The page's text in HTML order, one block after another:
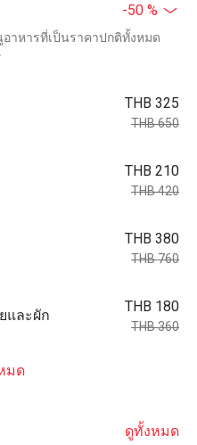
-50 %
าหารที่เป็นราคาปกติทั้งหมด
THB 325
THB 650
THB 210
THB 420
THB 380
THB 760
และผัก
THB 180
THB 360
มด
ดูทั้งหมด